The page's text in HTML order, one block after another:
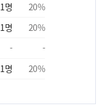
1명 20%
1명 20%
-
-
1명 20%